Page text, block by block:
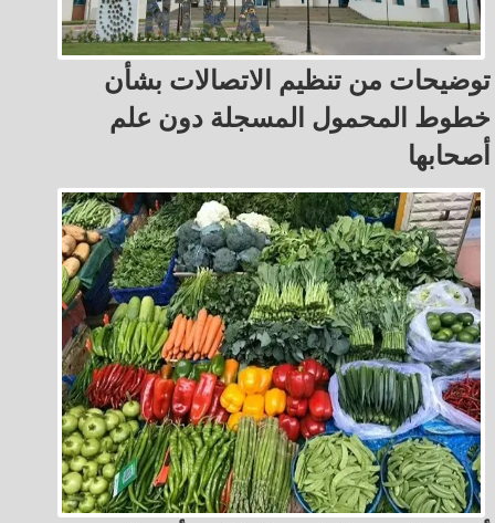
توضيحات من تنظيم الاتصالات بشأن
خطوط المحمول المسجلة دون علم
أصحابها